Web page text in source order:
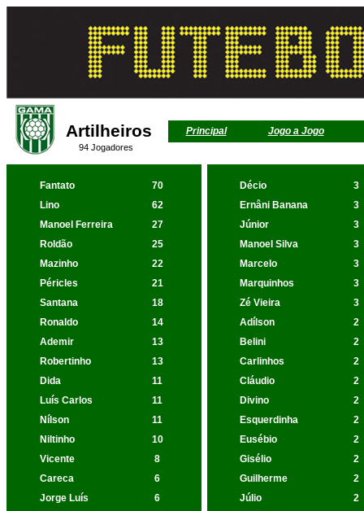
Artilheiros Principal Jogo a Jogo
94 Jogadores
Fantato 70 Décio
3
Lino
62 Ernâni Banana
3
Manoel Ferreira
27 Júnior
3
Roldão
25 Manoel Silva
3
Mazinho
22 Marcelo
3
Péricles
21 Marquinhos
3
Santana
18 Zé Vieira
3
Ronaldo
14 Adílson
2
Ademir
13 Belini
2
Robertinho
13 Carlinhos
2
Dida
11 Cláudio
2
Luís Carlos
11 Divino
2
Nílson
11 Esquerdinha
2
Niltinho
10 Eusébio
2
Vicente
8 Gisélio
2
Careca
6 Guilherme
2
Jorge Luís
6 Júlio
2